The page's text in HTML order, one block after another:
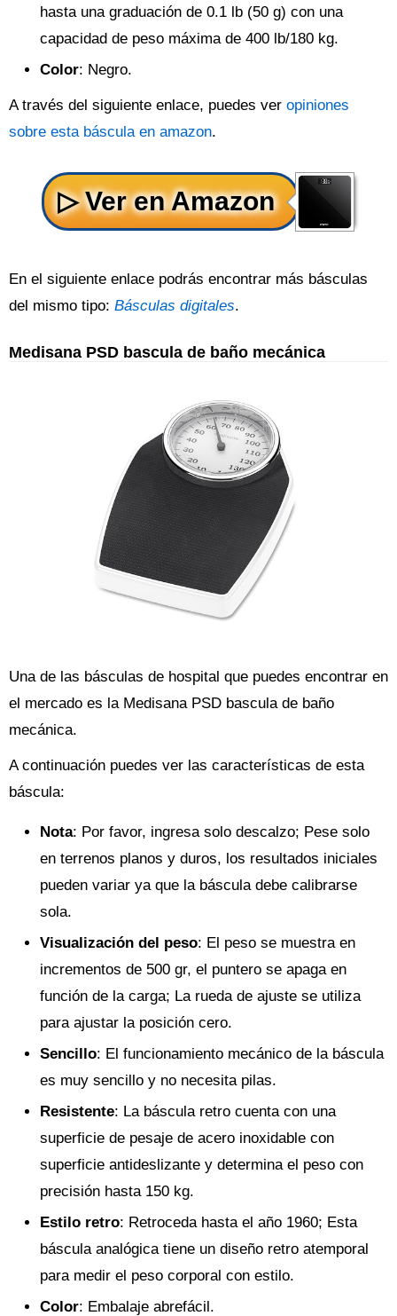
hasta una graduación de 0.1 lb (50 g) con una
capacidad de peso máxima de 400 lb/180 kg.
Color: Negro.
A través del siguiente enlace, puedes ver opiniones
sobre esta báscula en amazon.
En el siguiente enlace podrás encontrar más básculas
del mismo tipo: Básculas digitales.
Medisana PSD bascula de baño mecánica
Una de las básculas de hospital que puedes encontrar en
el mercado es la Medisana PSD bascula de baño
mecánica.
A continuación puedes ver las características de esta
báscula:
Nota: Por favor, ingresa solo descalzo; Pese solo
en terrenos planos y duros, los resultados iniciales
pueden variar ya que la báscula debe calibrarse
sola.
Visualización del peso: El peso se muestra en
incrementos de 500 gr, el puntero se apaga en
función de la carga; La rueda de ajuste se utiliza
para ajustar la posición cero.
Sencillo: El funcionamiento mecánico de la báscula
es muy sencillo y no necesita pilas.
Resistente: La báscula retro cuenta con una
superficie de pesaje de acero inoxidable con
superficie antideslizante y determina el peso con
precisión hasta 150 kg.
Estilo retro: Retroceda hasta el año 1960; Esta
báscula analógica tiene un diseño retro atemporal
para medir el peso corporal con estilo.
Color: Embalaje abrefácil.